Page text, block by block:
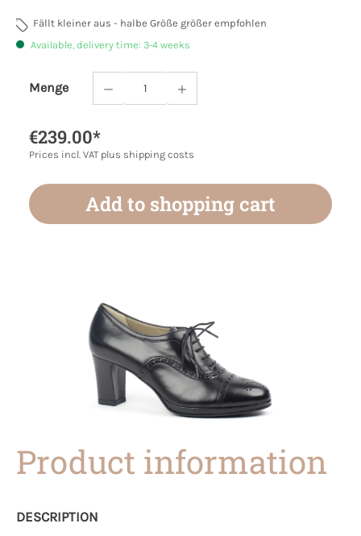
Fällt kleiner aus - halbe Größe größer empfohlen
Available, delivery time: 3-4 weeks
Menge
Product Quantity: Enter the desired
€239.00*
Prices incl. VAT plus shipping costs
Add to shopping cart
Product information
DESCRIPTION